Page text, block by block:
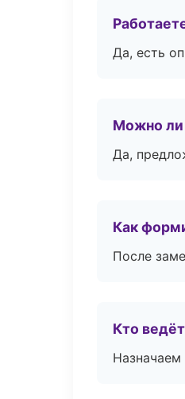
Да, есть
Можно ли
Да,
Как
После
Кто
Назначаем